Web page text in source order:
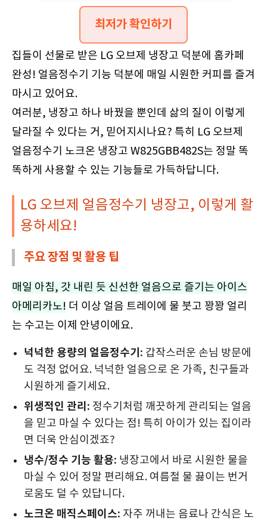
최저가 확인하기
집들이 선물로 받은 LG 오브제 냉장고 덕분에 홈카페
완성! 얼음정수기 기능 덕분에 매일 시원한 커피를 즐겨
마시고 있어요.
여러분, 냉장고 하나 바꿨을 뿐인데 삶의 질이 이렇게
달라질 수 있다는 거, 믿어지시나요? 특히 LG 오브제
얼음정수기 노크온 냉장고 W825GBB482S는 정말 똑
똑하게 사용할 수 있는 기능들로 가득하답니다.
LG 오브제 얼음정수기 냉장고, 이렇게 활
용하세요!
주요 장점 및 활용 팁
매일 아침, 갓 내린 듯 신선한 얼음으로 즐기는 아이스
아메리카노! 더 이상 얼음 트레이에 물 붓고 꽝꽝 얼리
는 수고는 이제 안녕이에요.
넉넉한 용량의 얼음정수기: 갑작스러운 손님 방문에
도 걱정 없어요. 넉넉한 얼음으로 온 가족, 친구들과
시원하게 즐기세요.
위생적인 관리: 정수기처럼 깨끗하게 관리되는 얼음
을 믿고 마실 수 있다는 점! 특히 아이가 있는 집이라
면 더욱 안심이겠죠?
냉수/정수 기능 활용: 냉장고에서 바로 시원한 물을
마실 수 있어 정말 편리해요. 여름철 물 끓이는 번거
로움도 덜 수 있답니다.
노크온 매직스페이스: 자주 꺼내는 음료나 간식은 노